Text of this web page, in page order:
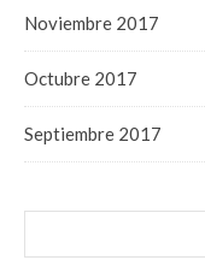
Noviembre 2017
Octubre 2017
Septiembre 2017